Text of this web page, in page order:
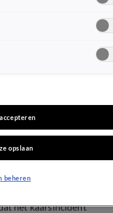
het kaarsincident
opslaan
beheren